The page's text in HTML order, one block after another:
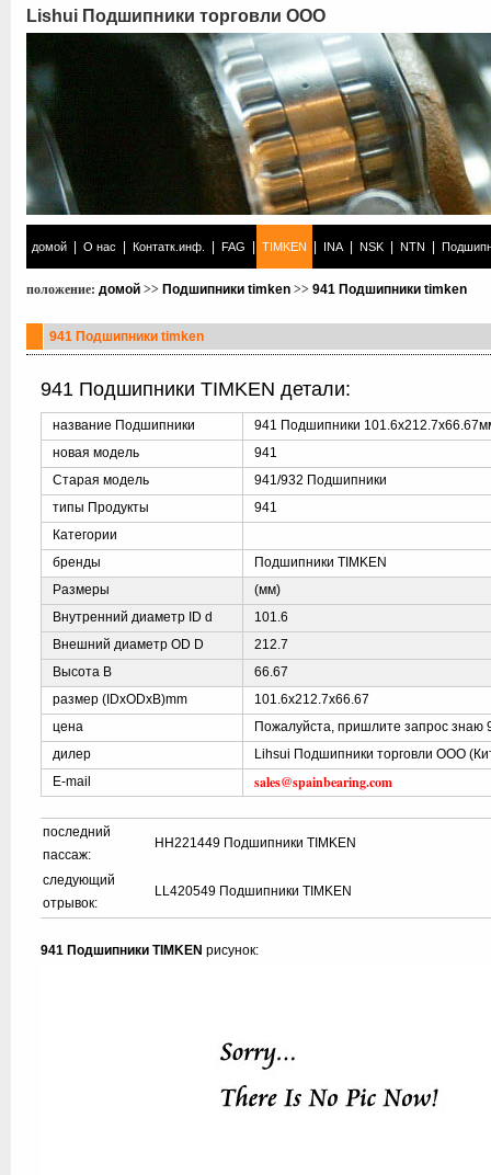
Lishui Подшипники торговли ООО
домой О нас Контатк.инф. FAG TIMKEN INA NSK NTN
положение: домой >> Подшипники timken >> 941 Подшипники timken
941 Подшипники timken
941 Подшипники TIMKEN детали:
название Подшипники
941 Подшипники
новая модель
941
Старая модель
941/932 Подшипники
типы Продукты
941
Категории
бренды
Подшипники TIMKEN
Размеры
(мм)
Внутренний диаметр ID d
101.6
Внешний диаметр OD D
212.7
Высота B
66.67
размер (IDxODxB)mm
101.6x212.7x66.67
цена
Пожалуйста, пришлите запрос знаю
дилер
Lihsui Подшипники торговли ООО
E-mail
sales@spainbearing.com
последний
пассаж:
HH221449 Подшипники TIMKEN
следующий
отрывок:
LL420549 Подшипники TIMKEN
941 Подшипники TIMKEN рисунок: